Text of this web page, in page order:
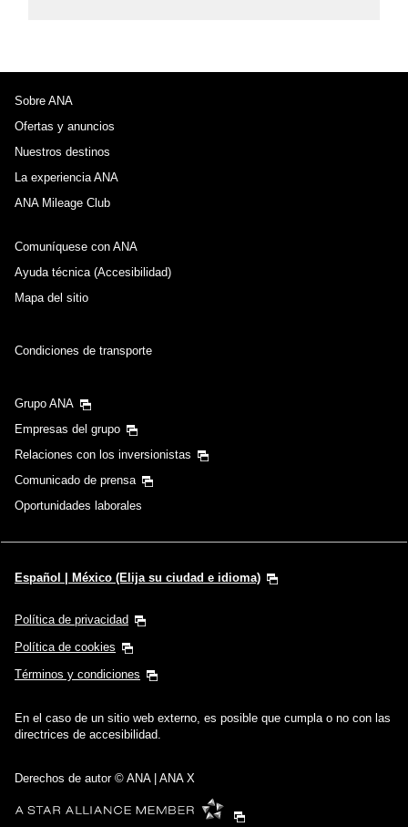
Sobre ANA
Ofertas y anuncios
Nuestros destinos
La experiencia ANA
ANA Mileage Club
Comuníquese con ANA
Ayuda técnica (Accesibilidad)
Mapa del sitio
Condiciones de transporte
Grupo ANA
Empresas del grupo
Relaciones con los inversionistas
Comunicado de prensa
Oportunidades laborales
Español | México (Elija su ciudad e idioma)
Política de privacidad
Política de cookies
Términos y condiciones
En el caso de un sitio web externo, es posible que cumpla o no con las
directrices de accesibilidad.
Derechos de autor © ANA | ANA X